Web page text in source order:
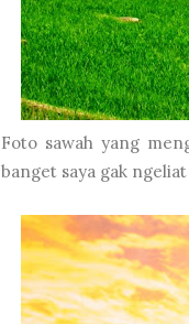
Foto sawah yang
banget saya gak